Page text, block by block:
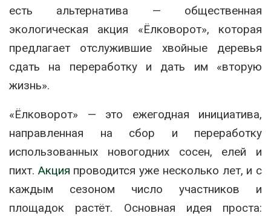
есть альтернатива — общественная
экологическая акция «Ёлковорот», которая
предлагает отслужившие хвойные деревья
сдать на переработку и дать им «вторую
жизнь».
«Ёлковорот» — это ежегодная инициатива,
направленная на сбор и переработку
использованных новогодних сосен, елей и
пихт. Акция проводится уже несколько лет, и с
каждым сезоном число участников и
площадок растёт. Основная идея проста: